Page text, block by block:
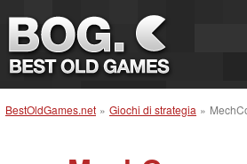
BestOldGames.net » Giochi di strategia »